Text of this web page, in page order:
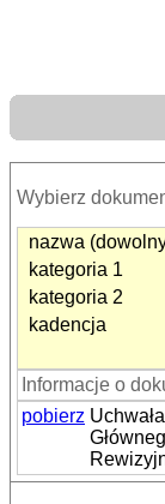
Wybierz
nazwa
kategoria 1
kategoria 2
kadencja
Informacje o
pobierz